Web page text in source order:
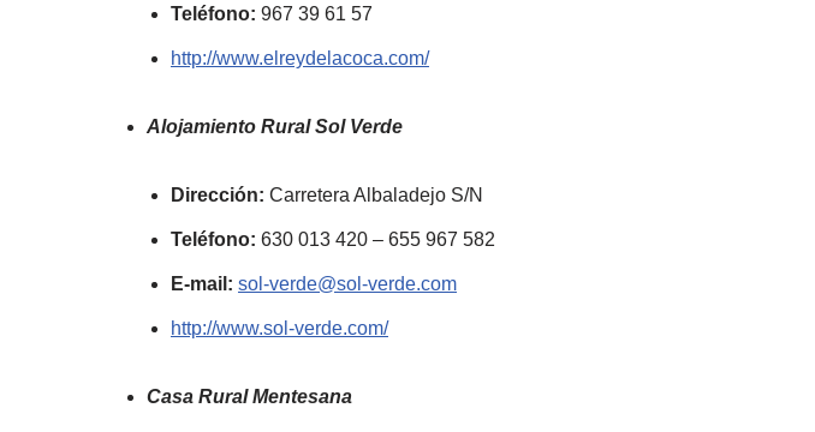
Teléfono: 967 39 61 57
http://www.elreydelacoca.com/
Alojamiento Rural Sol Verde
Dirección: Carretera Albaladejo S/N
Teléfono: 630 013 420 – 655 967 582
E-mail: sol-verde@sol-verde.com
http://www.sol-verde.com/
Casa Rural Mentesana